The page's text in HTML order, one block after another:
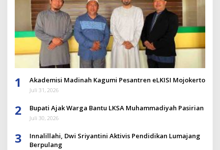
1 Akademisi Madinah Kagumi Pesantren eLKISI Mojokerto
Juli 31, 2026
2 Bupati Ajak Warga Bantu LKSA Muhammadiyah Pasirian
Juli 30, 2026
3
Innalillahi, Dwi Sriyantini Aktivis Pendidikan Lumajang
Berpulang